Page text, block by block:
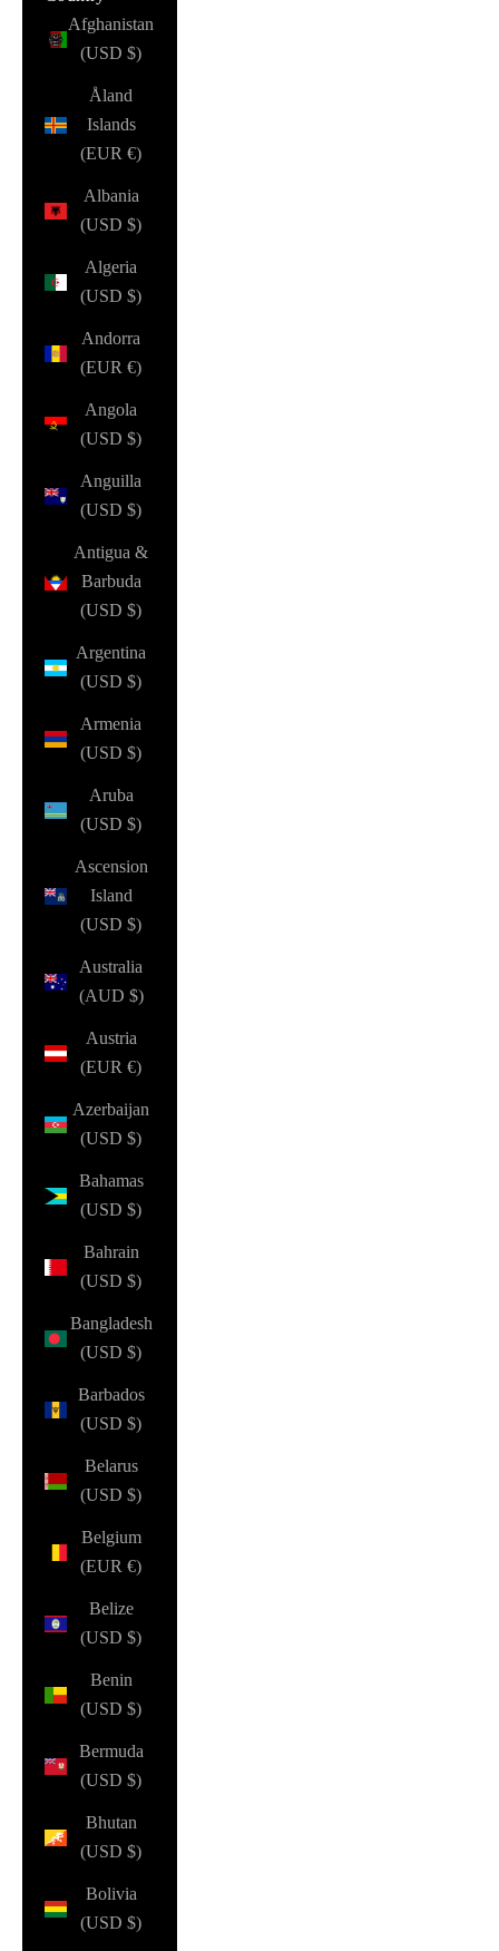
Afghanistan
(USD $)
Åland
Islands
(EUR €)
Albania
(USD $)
Algeria
(USD $)
Andorra
(EUR €)
Angola
(USD $)
Anguilla
(USD $)
Antigua &
Barbuda
(USD $)
Argentina
(USD $)
Armenia
(USD $)
Aruba
(USD $)
Ascension
Island
(USD $)
Australia
(AUD $)
Austria
(EUR €)
Azerbaijan
(USD $)
Bahamas
(USD $)
Bahrain
(USD $)
Bangladesh
(USD $)
Barbados
(USD $)
Belarus
(USD $)
Belgium
(EUR €)
Belize
(USD $)
Benin
(USD $)
Bermuda
(USD $)
Bhutan
(USD $)
Bolivia
(USD $)